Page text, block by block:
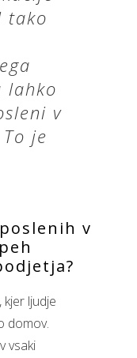
tako
lahko
v
je
v
kjer ljudje
domov.
vsaki